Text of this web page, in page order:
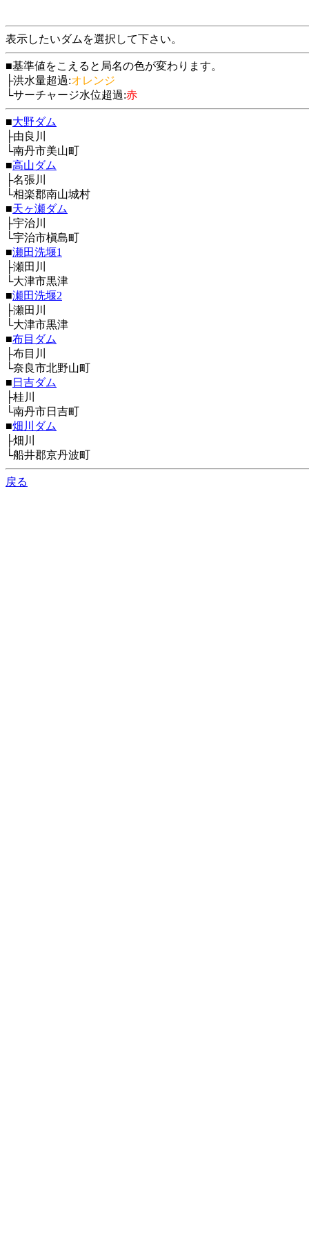
表示したいダムを選択して下さい。
■基準値をこえると局名の色が変わります。
├洪水量超過:オレンジ
└サーチャージ水位超過:赤
■大野ダム
├由良川
└南丹市美山町
■高山ダム
├名張川
└相楽郡南山城村
■天ヶ瀬ダム
├宇治川
└宇治市槇島町
■瀬田洗堰1
├瀬田川
└大津市黒津
■瀬田洗堰2
├瀬田川
└大津市黒津
■布目ダム
├布目川
└奈良市北野山町
■ 日吉ダム
├桂川
└南丹市日吉町
■畑川ダム
├畑川
└船井郡京丹波町
戻る